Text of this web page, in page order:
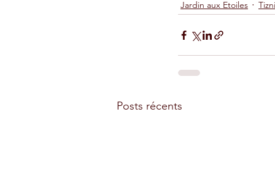
Jardin aux Etoiles
Posts récents